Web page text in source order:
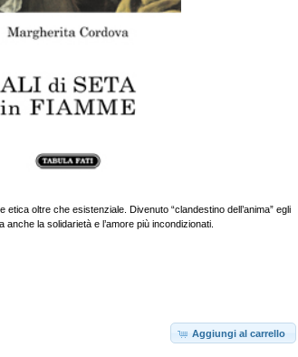
oltre che esistenziale. Divenuto “clandestino dell’anima” egli
la solidarietà e l’amore più incondizionati.
Aggiungi al carrello